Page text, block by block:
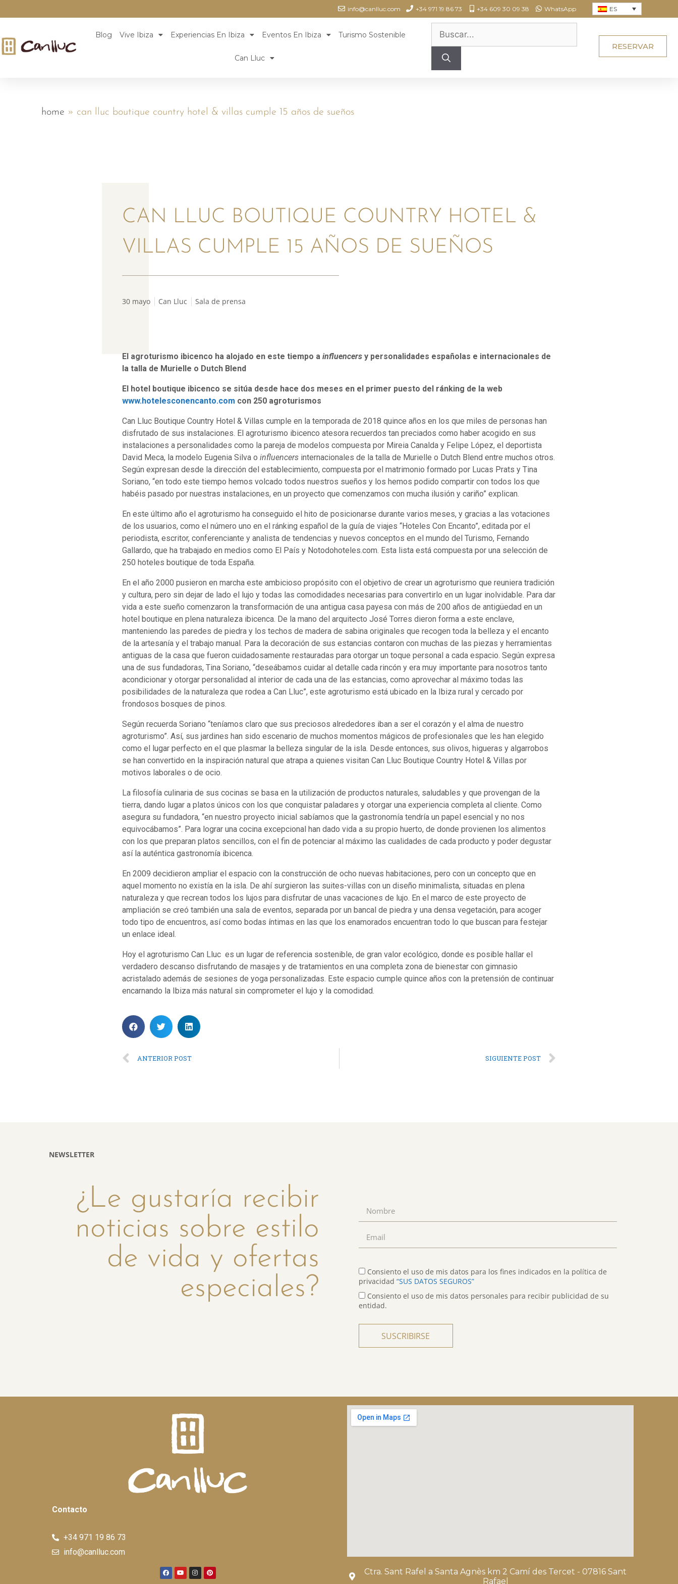
info@canlluc.com +34 971 19 86 73 +34 609 30 09 38 WhatsApp ES
Blog Vive Ibiza Experiencias En Ibiza Eventos En Ibiza Turismo Sostenible
Can Lluc
RESERVAR
home » can lluc boutique country hotel & villas cumple 15 años de sueños
CAN LLUC BOUTIQUE COUNTRY HOTEL &
VILLAS CUMPLE 15 AÑOS DE SUEÑOS
30 mayo Can Lluc Sala de prensa
El agroturismo ibicenco ha alojado en este tiempo a influencers y personalidades españolas e internacionales de
la talla de Murielle o Dutch Blend
El hotel boutique ibicenco se sitúa desde hace dos meses en el primer puesto del ránking de la web
www.hotelesconencanto.com con 250 agroturismos
Can Lluc Boutique Country Hotel & Villas cumple en la temporada de 2018 quince años en los que miles de personas han
disfrutado de sus instalaciones. El agroturismo ibicenco atesora recuerdos tan preciados como haber acogido en sus
instalaciones a personalidades como la pareja de modelos compuesta por Mireia Canalda y Felipe López, el deportista
David Meca, la modelo Eugenia Silva o influencers internacionales de la talla de Murielle o Dutch Blend entre muchos otros.
Según expresan desde la dirección del establecimiento, compuesta por el matrimonio formado por Lucas Prats y Tina
Soriano, “en todo este tiempo hemos volcado todos nuestros sueños y los hemos podido compartir con todos los que
habéis pasado por nuestras instalaciones, en un proyecto que comenzamos con mucha ilusión y cariño” explican.
En este último año el agroturismo ha conseguido el hito de posicionarse durante varios meses, y gracias a las votaciones
de los usuarios, como el número uno en el ránking español de la guía de viajes “Hoteles Con Encanto”, editada por el
periodista, escritor, conferenciante y analista de tendencias y nuevos conceptos en el mundo del Turismo, Fernando
Gallardo, que ha trabajado en medios como El País y Notodohoteles.com. Esta lista está compuesta por una selección de
250 hoteles boutique de toda España.
En el año 2000 pusieron en marcha este ambicioso propósito con el objetivo de crear un agroturismo que reuniera tradición
y cultura, pero sin dejar de lado el lujo y todas las comodidades necesarias para convertirlo en un lugar inolvidable. Para dar
vida a este sueño comenzaron la transformación de una antigua casa payesa con más de 200 años de antigüedad en un
hotel boutique en plena naturaleza ibicenca. De la mano del arquitecto José Torres dieron forma a este enclave,
manteniendo las paredes de piedra y los techos de madera de sabina originales que recogen toda la belleza y el encanto
de la artesanía y el trabajo manual. Para la decoración de sus estancias contaron con muchas de las piezas y herramientas
antiguas de la casa que fueron cuidadosamente restauradas para otorgar un toque personal a cada espacio. Según expresa
una de sus fundadoras, Tina Soriano, “deseábamos cuidar al detalle cada rincón y era muy importante para nosotros tanto
acondicionar y otorgar personalidad al interior de cada una de las estancias, como aprovechar al máximo todas las
posibilidades de la naturaleza que rodea a Can Lluc”, este agroturismo está ubicado en la Ibiza rural y cercado por
frondosos bosques de pinos.
Según recuerda Soriano “teníamos claro que sus preciosos alrededores iban a ser el corazón y el alma de nuestro
agroturismo”. Así, sus jardines han sido escenario de muchos momentos mágicos de profesionales que les han elegido
como el lugar perfecto en el que plasmar la belleza singular de la isla. Desde entonces, sus olivos, higueras y algarrobos
se han convertido en la inspiración natural que atrapa a quienes visitan Can Lluc Boutique Country Hotel & Villas por
motivos laborales o de ocio.
La filosofía culinaria de sus cocinas se basa en la utilización de productos naturales, saludables y que provengan de la
tierra, dando lugar a platos únicos con los que conquistar paladares y otorgar una experiencia completa al cliente. Como
asegura su fundadora, “en nuestro proyecto inicial sabíamos que la gastronomía tendría un papel esencial y no nos
equivocábamos”. Para lograr una cocina excepcional han dado vida a su propio huerto, de donde provienen los alimentos
con los que preparan platos sencillos, con el fin de potenciar al máximo las cualidades de cada producto y poder degustar
así la auténtica gastronomía ibicenca.
En 2009 decidieron ampliar el espacio con la construcción de ocho nuevas habitaciones, pero con un concepto que en
aquel momento no existía en la isla. De ahí surgieron las suites-villas con un diseño minimalista, situadas en plena
naturaleza y que recrean todos los lujos para disfrutar de unas vacaciones de lujo. En el marco de este proyecto de
ampliación se creó también una sala de eventos, separada por un bancal de piedra y una densa vegetación, para acoger
todo tipo de encuentros, así como bodas íntimas en las que los enamorados encuentran todo lo que buscan para festejar
un enlace ideal.
Hoy el agroturismo Can Lluc es un lugar de referencia sostenible, de gran valor ecológico, donde es posible hallar el
verdadero descanso disfrutando de masajes y de tratamientos en una completa zona de bienestar con gimnasio
acristalado además de sesiones de yoga personalizadas. Este espacio cumple quince años con la pretensión de continuar
encarnando la Ibiza más natural sin comprometer el lujo y la comodidad.
ANTERIOR POST SIGUIENTE POST
NEWSLETTER
¿Le gustaría recibir
noticias sobre estilo
de vida y ofertas
especiales?
Consiento el uso de mis datos para los fines indicados en la política de
privacidad “SUS DATOS SEGUROS”
Consiento el uso de mis datos personales para recibir publicidad de su
entidad.
SUSCRIBIRSE
Contacto
+34 971 19 86 73
info@canlluc.com
Ctra. Sant Rafel a Santa Agnès km 2 Camí des Tercet - 07816 Sant
Rafael